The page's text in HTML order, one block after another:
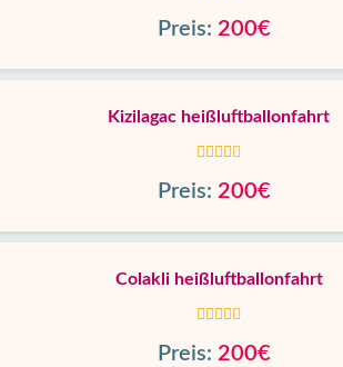
Preis: 200€
Kizilagac heißluftballonfahrt
Preis: 200€
Colakli heißluftballonfahrt
Preis: 200€